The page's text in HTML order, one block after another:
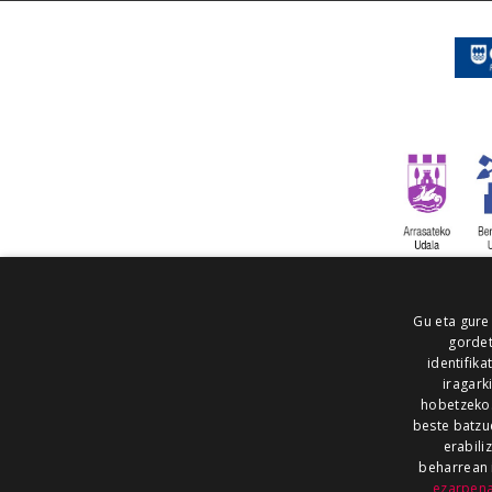
Gu eta
hobetzeko.
beste
beharrean